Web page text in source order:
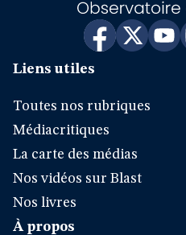
Liens utiles
Toutes nos rubriques
Médiacritiques
La carte des médias
Nos vidéos sur Blast
Nos livres
À propos